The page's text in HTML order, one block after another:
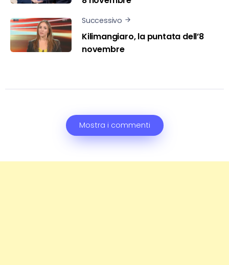
Successivo
Kilimangiaro, la puntata dell’8
novembre
Mostra i commenti